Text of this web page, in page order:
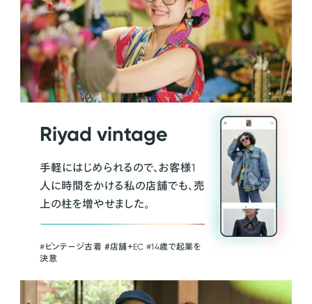
Riyad vintage
手軽にはじめられるので、お客様1
人に時間をかける私の店舗でも、売
上の柱を増やせました。
#ビンテージ古着 ＃店舗＋EC #14歳で起業を
決意